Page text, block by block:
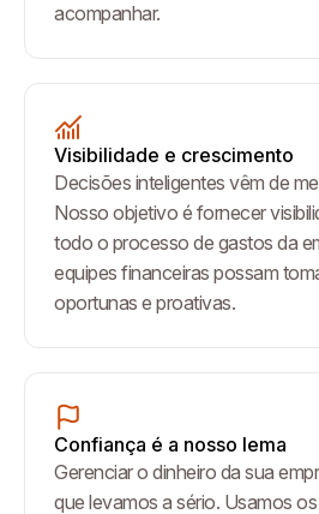
acompanhar.
Visibilidade e crescimento
Decisões inteligentes vêm de
Nosso objetivo é fornecer
todo o processo de gastos da
equipes financeiras possam
oportunas e proativas.
Confiança é a nosso lema
Gerenciar o dinheiro da sua
que levamos a sério. Usamos